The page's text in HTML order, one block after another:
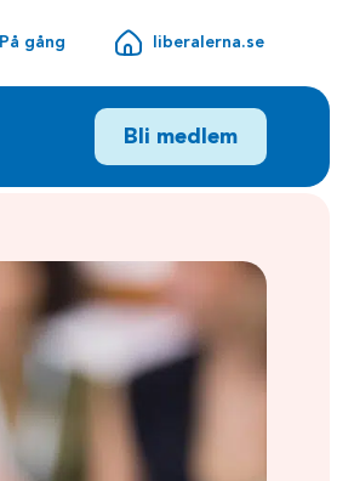
På gång liberalerna.se
Bli medlem